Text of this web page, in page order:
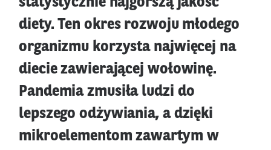
diety. Ten okres rozwoju młodego
organizmu korzysta najwięcej na
diecie zawierającej wołowinę.
Pandemia zmusiła ludzi do
lepszego odżywiania, a dzięki
mikroelementom zawartym w